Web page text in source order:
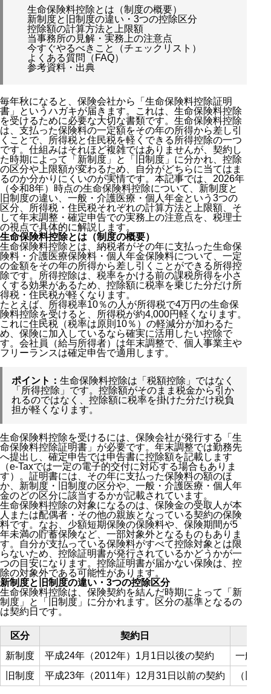
生命保険料控除とは（制度の概要）
新制度と旧制度の違い・3つの控除区分
控除額の計算方法と上限額
当事務所の見解・実務上の注意点
今すぐやるべきこと（チェックリスト）
よくある質問（FAQ）
参考資料・出典
毎年秋になると、保険会社から「生命保険料控除証明
書」というハガキが届きます。これは、生命保険料控除
を受けるために必要な大切な書類です。生命保険料控除
は、支払った保険料の一定額をその年の所得から差し引
くことで、所得税と住民税を軽くできる所得控除の一つ
です。仕組みはそれほど複雑ではありませんが、契約し
た時期によって「新制度」と「旧制度」に分かれ、控除
の区分や上限額が変わるため、自分がどちらに当てはま
るのか分かりにくいのが実情です。本記事では、2026年
（令和8年）時点の生命保険料控除について、新制度と
旧制度の違い、一般・介護医療・個人年金という3つの
区分、所得税・住民税それぞれの計算方法と上限額、そ
して年末調整・確定申告での実務上の注意点を、税理士
の視点で具体的に解説します。
生命保険料控除とは（制度の概要）
生命保険料控除とは、納税者がその年に支払った生命保
険料・介護医療保険料・個人年金保険料について、一定
の金額をその年の所得から差し引くことができる所得控
除です。所得控除は、税率をかける前の課税所得を小さ
くする効果があるため、控除額に税率を乗じた分だけ所
得税・住民税が軽くなります。
たとえば、所得税率10％の人が所得税で4万円の生命保
険料控除を受けると、所得税が約4,000円軽くなります。
これに住民税（税率は原則10％）の軽減分が加わるた
め、保険に加入しているなら確実に活用したい控除で
す。会社員（給与所得者）は年末調整で、個人事業主や
フリーランスは確定申告で適用します。
ポイント： 生命保険料控除は「税額控除」ではなく
「所得控除」です。控除額がそのまま税金から引か
れるのではなく、控除額に税率を掛けた分だけ税負
担が軽くなります。
生命保険料控除を受けるには、保険会社が発行する「生
命保険料控除証明書」が必要です。年末調整では勤務先
へ提出し、確定申告では申告書に控除額を記載します
（e-Taxでは一定の電子的交付に対応する場合もありま
す）。証明書には、その年に支払った保険料の額のほ
か、新制度・旧制度の区分や、一般・介護医療・個人年
金のどの区分に該当するかが記載されています。
生命保険料控除の対象になるのは、保険金の受取人が本
人または配偶者・その他の親族となっている契約の保険
料です。なお、少額短期保険の保険料や、保険期間が5
年未満の貯蓄保険など、一部対象外となるものもありま
す。自分が支払っている保険料がすべて控除対象とは限
らないため、控除証明書が発行されているかどうかが一
つの目安になります。控除証明書が届かない保険は、控
除の対象外である可能性があります。
新制度と旧制度の違い・3つの控除区分
生命保険料控除は、保険契約を結んだ時期によって「新
制度」と「旧制度」に分かれます。区分の基準となるの
は契約日です。
区分
契約日
新制度
平成24年（2012年）1月1日以後の契約
一般生
旧制度
平成23年（2011年）12月31日以前の契約 （旧